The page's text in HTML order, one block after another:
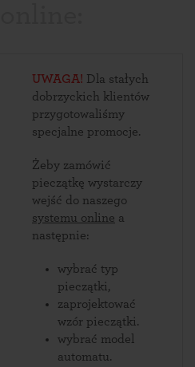
UWAGA! Dla stałych
dobrzyckich klientów
przygotowaliśmy
specjalne promocje.
Żeby zamówić
pieczątkę wystarczy
wejść do naszego
systemu online a
następnie:
wybrać typ
pieczątki,
zaprojektować
wzór pieczątki.
wybrać model
automatu.